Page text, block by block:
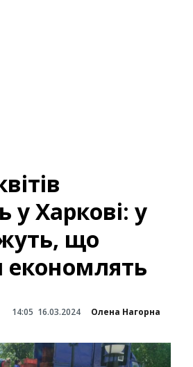
у Харкові: у
що
економлять
14:05 16.03.2024 Олена Нагорна